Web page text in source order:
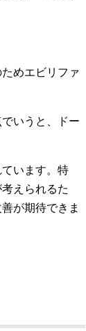
めエビリファ
いうと、ドー
います。特
えられるた
が期待できま